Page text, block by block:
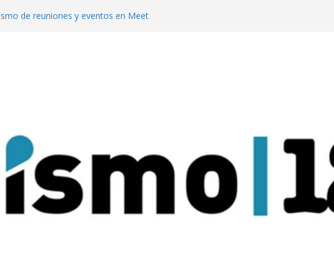
de reuniones y eventos en Meet